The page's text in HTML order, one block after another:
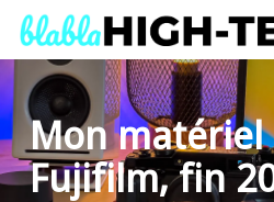
Skip
main
content
Mon
Fujifilm, fin